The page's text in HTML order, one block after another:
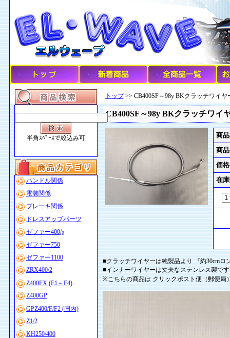
半角ｽﾍﾟｰｽで絞込み可
ハンドル関係
電装関係
ブレーキ関係
ドレスアップパーツ
ゼファー400/χ
ゼファー750
ゼファー1100
ZRX400/2
Z400FX (E1～E4)
Z400GP
GPZ400/F/F2 (国内)
Z1/2
KH250/400
トップ>> CB400SF～98y BKクラッチワイヤ
CB400SF～98y BKクラッチワイ
商
商
価格
在
■クラッチワイヤーは純製品より 『約30cmロ
■インナーワイヤーは丈夫なステンレス製で
※こちらの商品は クリックポスト便（郵便局